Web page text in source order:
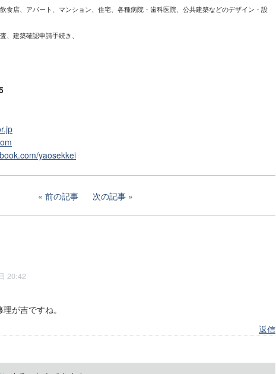
食店、アパート、マンション、住宅、各種病院・歯科医院、公共建築などのデザイン・設
、建築確認申請手続き、
yaosekkei
前の記事 次の記事
20:42
が吉ですね。
返信